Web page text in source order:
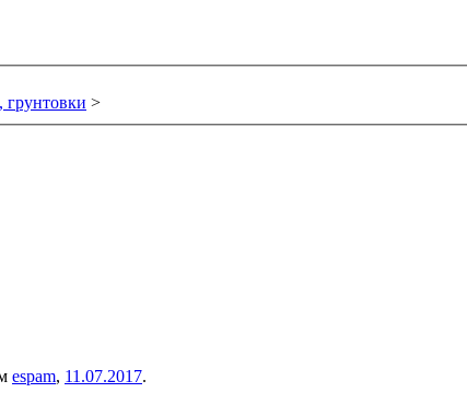
грунтовки >
espam, 11.07.2017.